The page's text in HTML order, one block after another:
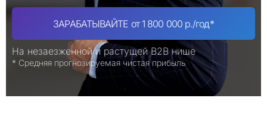
ЗАРАБАТЫВАЙТЕ от 1 800 000 р./год*
На незаезженной и растущей B2B нише
* Средняя прогнозируемая чистая прибыль